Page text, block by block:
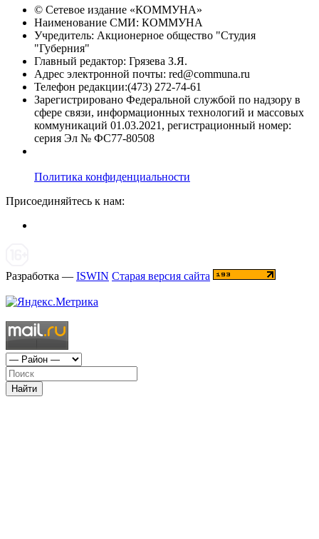
© Сетевое издание «КОММУНА»
Наименование СМИ: КОММУНА
Учредитель: Акционерное общество "Студия
"Губерния"
Главный редактор: Грязева З.Я.
Адрес электронной почты: red@communa.ru
Телефон редакции:(473) 272-74-61
Зарегистрировано Федеральной службой по надзору в
сфере связи, информационных технологий и массовых
коммуникаций 01.03.2021, регистрационный номер:
серия Эл № ФС77-80508
Политика конфиденциальности
Присоединяйтесь к нам:
Разработка — ISWIN Старая версия сайта
Найти